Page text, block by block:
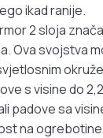
ikad ranije.
2 sloja
Ova svojstva
s visine do
padove sa
na